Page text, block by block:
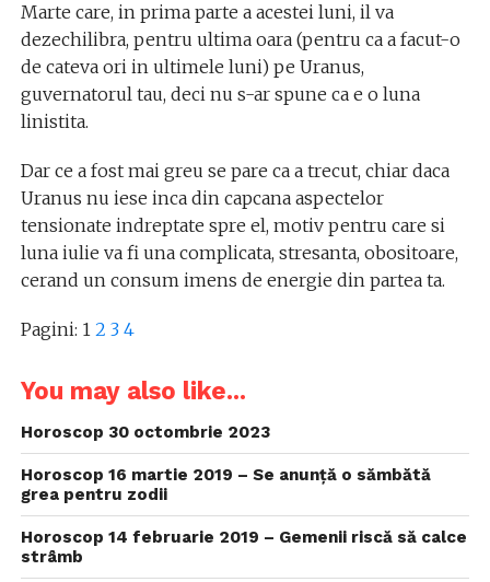
Marte care, in prima parte a acestei luni, il va
dezechilibra, pentru ultima oara (pentru ca a facut-o
de cateva ori in ultimele luni) pe Uranus,
guvernatorul tau, deci nu s-ar spune ca e o luna
linistita.
Dar ce a fost mai greu se pare ca a trecut, chiar daca
Uranus nu iese inca din capcana aspectelor
tensionate indreptate spre el, motiv pentru care si
luna iulie va fi una complicata, stresanta, obositoare,
cerand un consum imens de energie din partea ta.
Pagini: 1 2 3 4
You may also like...
Horoscop 30 octombrie 2023
Horoscop 16 martie 2019 – Se anunță o sămbătă
grea pentru zodii
Horoscop 14 februarie 2019 – Gemenii riscă să calce
strâmb